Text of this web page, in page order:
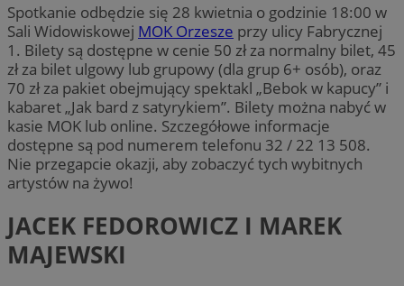
Spotkanie odbędzie się 28 kwietnia o godzinie 18:00 w
Sali Widowiskowej MOK Orzesze przy ulicy Fabrycznej
1. Bilety są dostępne w cenie 50 zł za normalny bilet, 45
zł za bilet ulgowy lub grupowy (dla grup 6+ osób), oraz
70 zł za pakiet obejmujący spektakl „Bebok w kapucy” i
kabaret „Jak bard z satyrykiem”. Bilety można nabyć w
kasie MOK lub online. Szczegółowe informacje
dostępne są pod numerem telefonu 32 / 22 13 508.
Nie przegapcie okazji, aby zobaczyć tych wybitnych
artystów na żywo!
JACEK FEDOROWICZ I MAREK
MAJEWSKI